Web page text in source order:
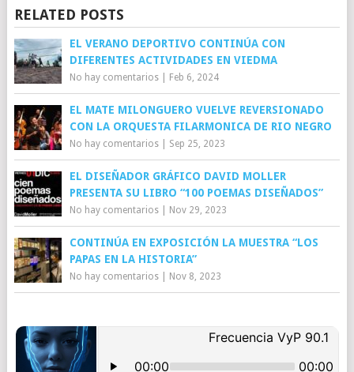
RELATED POSTS
EL VERANO DEPORTIVO CONTINÚA CON
DIFERENTES ACTIVIDADES EN VIEDMA
No hay comentarios| Feb 6, 2024
EL MATE MILONGUERO VUELVE REVERSIONADO
CON LA ORQUESTA FILARMONICA DE RIO NEGRO
No hay comentarios| Sep 25, 2023
EL DISEÑADOR GRÁFICO DAVID MOLLER
PRESENTA SU LIBRO “100 POEMAS DISEÑADOS”
No hay comentarios| Nov 29, 2023
CONTINÚA EN EXPOSICIÓN LA MUESTRA “LOS
PAPAS EN LA HISTORIA”
No hay comentarios| Nov 8, 2023